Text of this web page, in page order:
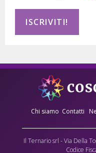
Chi siamo Contatti
Il Ternario srl - Via Della
Codice